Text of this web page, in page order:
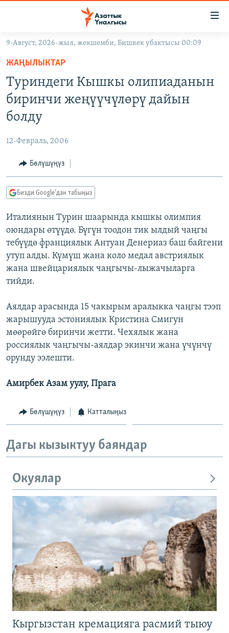
Навигацияга
өтүңүз
Издөөгө
салыңызКЫРГЫЗСТАН
МАДАНИЯТ
ДҮЙНӨ
УКРАИНА
ТВ ПРОГРАММАЛАР
БҮГҮН АЗАТТЫКТА
ДАНИСТЕ
ЭЖЕ-СИҢДИЛЕР
АЗАТТЫК+
ЫҢГАЙСЫЗ СУРООЛОР
ПОДКАСТ
ОНЛАЙН ШЕРИНЕ
ЭЕ/АРнун бардык сайттары
9-Август, 2026-жыл, жекшемби, Бишкек убактысы 00:09
ЖАҢЫЛЫКТАР
Туриндеги Кышкы олипиаданын
биринчи жеңүүчүлөрү дайын
болду
12-Февраль, 2006
Бөлүшүңүз
Бизди Google'дан табыңыз
Италиянын Турин шаарында кышкы олимпия
оюндары өтүүдө. Бүгүн тоодон тик ылдый чаңгы
тебүүдө франциялык Антуан Денериаз баш байгени
утуп алды. Күмүш жана коло медал австриялык
жана швейцариялык чаңгычы-лыжачыларга
тийди.
Аялдар арасында 15 чакырым аралыкка чаңгы тээп
жарышууда эстониялык Кристина Смигун
мөөрөйгө биринчи жетти. Чехялык жана
россиялык чаңгычы-аялдар экинчи жана үчүнчү
орунду ээлешти.
Амирбек Азам уулу, Прага
Бөлүшүңүз Катталыңыз
Дагы кызыктуу баяндар
Окуялар
Кыргызстан кремацияга расмий тыюу